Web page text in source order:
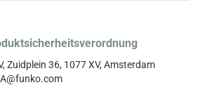
Zuidplein 36, 1077 XV, Amsterdam